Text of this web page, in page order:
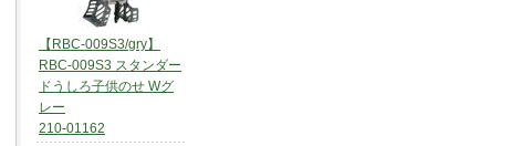
【RBC-009S3/gry】
RBC-009S3 スタンダー
ドうしろ子供のせ Wグ
レー
210-01162